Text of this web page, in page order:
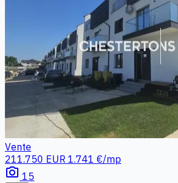
Vente
211.750 EUR 1.741 €/mp
photo_camera 15